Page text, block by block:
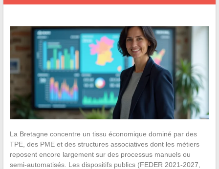
La Bretagne concentre un tissu économique dominé par des
TPE, des PME et des structures associatives dont les métiers
reposent encore largement sur des processus manuels ou
semi-automatisés. Les dispositifs publics (FEDER 2021-2027,